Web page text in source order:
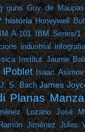
guns Guy de
història Honeywell
A-101 IBM Series/1
industrial infografia
Institut Jaume
IPoblet Isaac Asimov
J. S. Bach James
Planas
Lozano José
Jiménez Jules